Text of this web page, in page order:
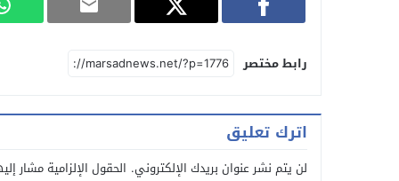
رابط مختصر
اترك تعليق
لن يتم نشر عنوان بريدك الإلكتروني. الحقول الإلزامية مشار